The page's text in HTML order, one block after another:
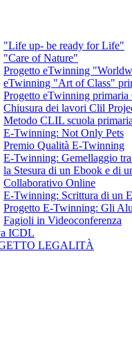
"Life up- be ready for Life"
"Care of Nature"
Progetto eTwinning
eTwinning "Art of Class"
Progetto eTwinning primaria
Chiusura dei lavori Clil
Metodo CLIL scuola
E-Twinning: Not Only Pets
Premio Qualità E-Twinning
E-Twinning: Gemellaggio
la Stesura di un Ebook e di
Collaborativo Online
E-Twinning: Scrittura di un
Progetto E-Twinning: Gli
Fagioli in Videoconferenza
ICDL
LEGALITÀ